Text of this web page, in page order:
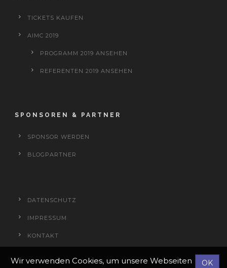
TICKETS KAUFEN
AIMC 2019
PROGRAMM 2019 ANSEHEN
REFERENTEN 2019 ANSEHEN
SPONSOREN & PARTNER
SPONSOR WERDEN
BLOGPARTNER
DATENSCHUTZ
IMPRESSUM
KONTAKT
OK
Wir verwenden Cookies, um unsere Webseiten